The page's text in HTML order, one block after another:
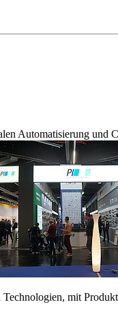
Automatisierung
mit